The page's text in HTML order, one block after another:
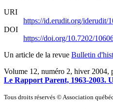
URI
https://id.erudit.org/iderudit/
DOI
https://doi.org/10.7202/
Un article de la revue Bulletin
Volume 12, numéro 2, hiver 2004,
Le Rapport Parent, 1963-2003.
Tous droits réservés © Association